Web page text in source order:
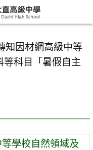
知因材網高級中等
等科目「暑假自主
學校自然領域及